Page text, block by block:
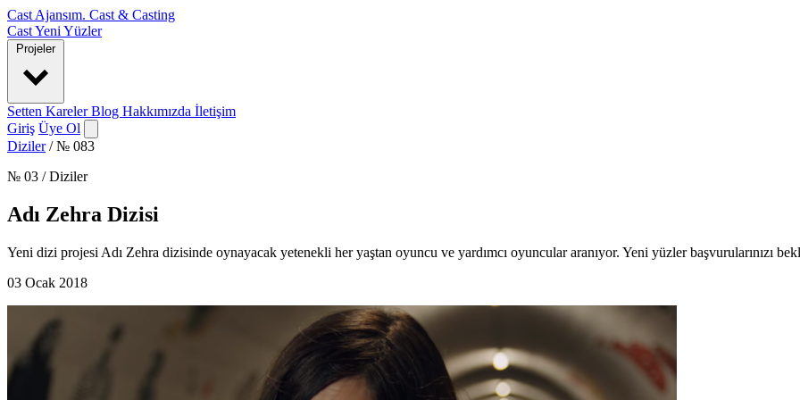
Cast Ajansım. Cast & Casting
CastYeni Yüzler
Projeler
Setten KarelerBlog Hakkımızda İletişim
Giriş Üye Ol
Diziler / № 083
№ 03 / Diziler
Adı Zehra Dizisi
Yeni dizi projesi Adı Zehra dizisinde oynayacak yetenekli her yaştan oyuncu ve yardımcı oyuncular aranıyor. Yeni yüzler başvurularınızı
03 Ocak 2018